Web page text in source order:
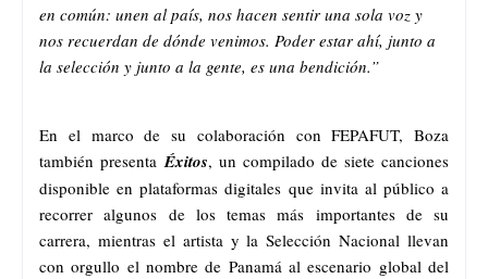
en común: unen al país, nos hacen sentir una sola voz y
nos recuerdan de dónde venimos. Poder estar ahí, junto a
la selección y junto a la gente, es una bendición.”
En el marco de su colaboración con FEPAFUT, Boza
también presenta Éxitos, un compilado de siete canciones
disponible en plataformas digitales que invita al público a
recorrer algunos de los temas más importantes de su
carrera, mientras el artista y la Selección Nacional llevan
con orgullo el nombre de Panamá al escenario global del